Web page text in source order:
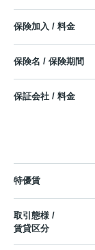
保険加入 / 料金
保険名 / 保険期間
保証会社 / 料金
特優賃
取引態様 /
賃貸区分